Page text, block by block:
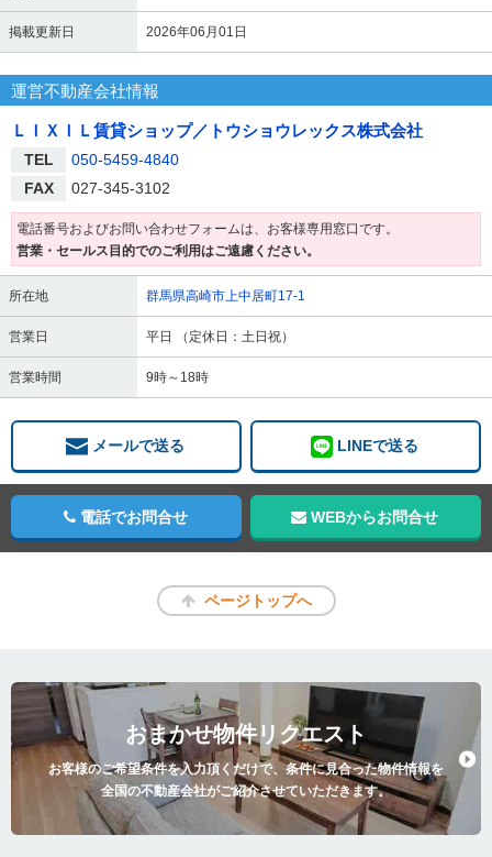
掲載更新日 2026年06月01日
運営不動産会社情報
ＬＩＸＩＬ賃貸ショップ／トウショウレックス株式会社
TEL
050-5459-4840
FAX
027-345-3102
電話番号およびお問い合わせフォームは、お客様専用窓口です。
営業・セールス目的でのご利用はご遠慮ください。
所在地 群馬県高崎市上中居町17-1
営業日 平日 （定休日：土日祝）
営業時間 9時～18時
メールで送る LINEで送る
電話でお問合せ WEBからお問合せ
ページトップへ
おまかせ物件リクエスト
お客様のご希望条件を入力頂くだけで、条件に見合った物件情報を
全国の不動産会社がご紹介させていただきます。